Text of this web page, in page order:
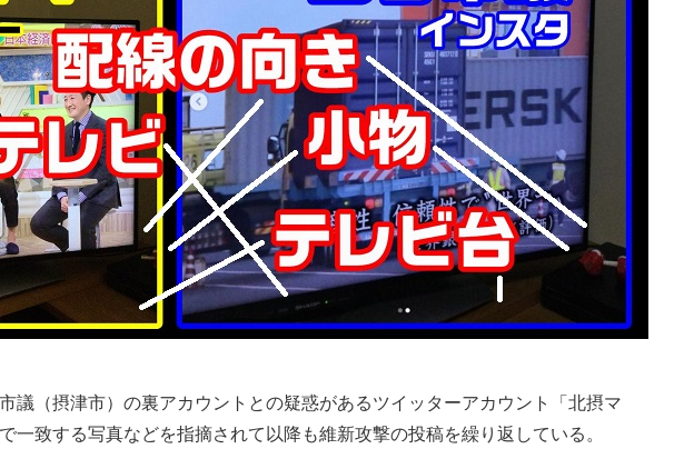
議（摂津市）の裏アカウントとの疑惑があるツイッターアカウント「北摂マ
一致する写真などを指摘されて以降も維新攻撃の投稿を繰り返している。